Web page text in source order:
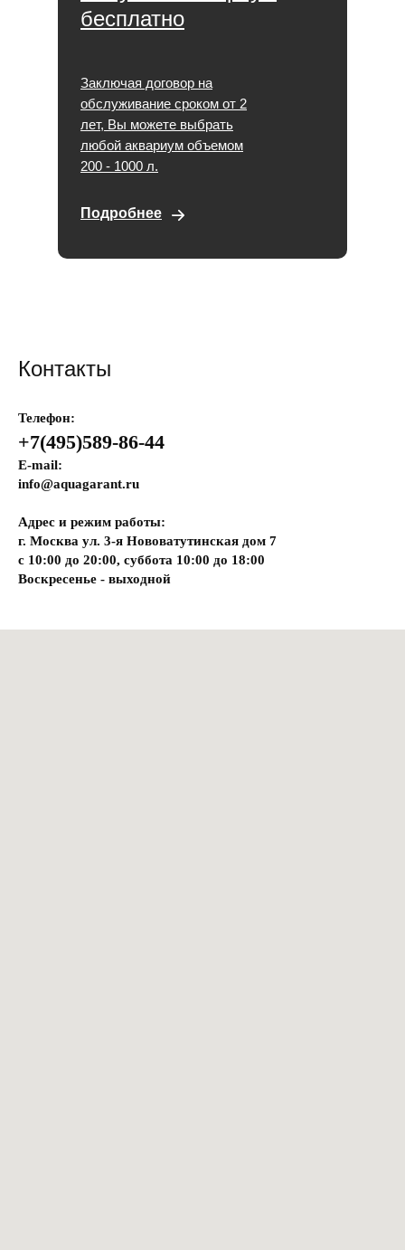
бесплатно
Заключая договор на
обслуживание сроком от 2
лет, Вы можете выбрать
любой аквариум объемом
200 - 1000 л.
Подробнее
Контакты
Телефон:
+7(495)589-86-44
E-mail:
info@aquagarant.ru
Адрес и режим работы:
г. Москва ул. 3-я Нововатутинская дом 7
с 10:00 до 20:00, суббота 10:00 до 18:00
Воскресенье - выходной